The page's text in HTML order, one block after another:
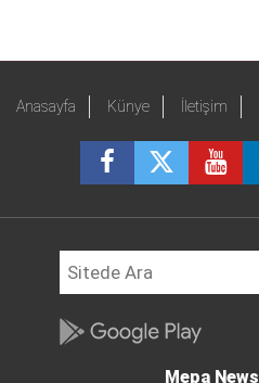
Anasayfa Künye İletişim
Mepa News